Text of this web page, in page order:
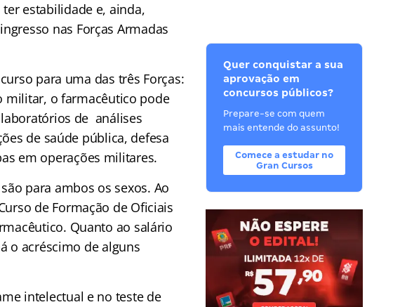
estabilidade e, ainda,
nas Forças Armadas
para uma das três Forças:
militar, o farmacêutico pode
de análises
de saúde pública, defesa
em operações militares.
para ambos os sexos. Ao
de Formação de Oficiais
Quanto ao salário
o acréscimo de alguns
intelectual e no teste de
Quer conquistar a sua
aprovação em
concursos públicos?
Prepare-se com quem
mais entende do assunto!
Comece a estudar no
Gran Cursos